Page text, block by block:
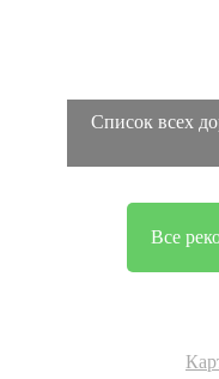
Список всех
Все